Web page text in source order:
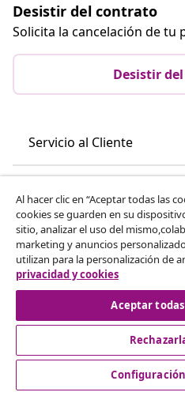
Desistir del contrato
Solicita la cancelación de tu
Desistir
Servicio al Cliente
vidaXL
Descubre mas
Al hacer clic en “Aceptar todas las
cookies se guarden en su
sitio, analizar el uso del
marketing y anuncios
utilizan para la personalización de
privacidad y cookies
Aceptar